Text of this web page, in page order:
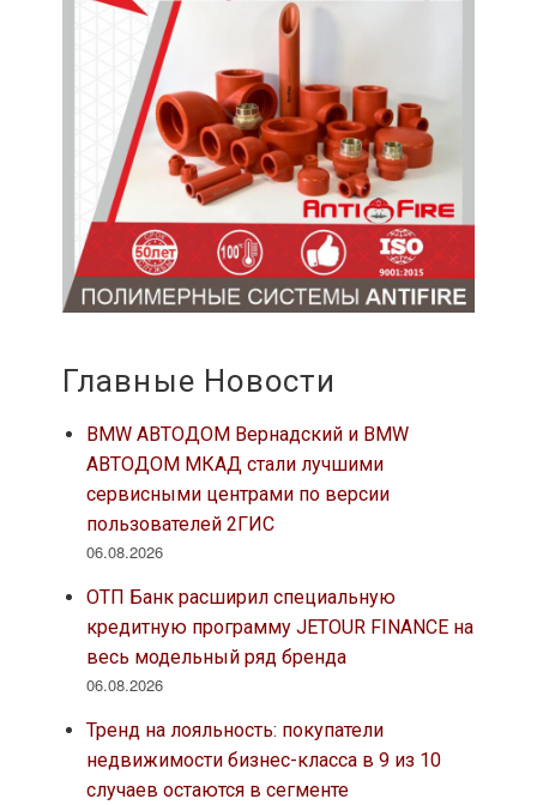
Главные Новости
BMW АВТОДОМ Вернадский и BMW
АВТОДОМ МКАД стали лучшими
сервисными центрами по версии
пользователей 2ГИС
06.08.2026
ОТП Банк расширил специальную
кредитную программу JETOUR FINANCE на
весь модельный ряд бренда
06.08.2026
Тренд на лояльность: покупатели
недвижимости бизнес-класса в 9 из 10
случаев остаются в сегменте